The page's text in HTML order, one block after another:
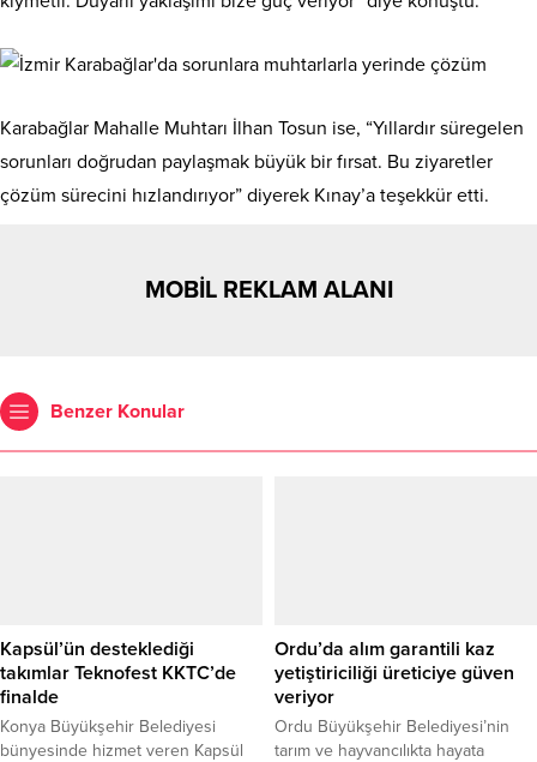
Karabağlar Mahalle Muhtarı İlhan Tosun ise, “Yıllardır süregelen
sorunları doğrudan paylaşmak büyük bir fırsat. Bu ziyaretler
çözüm sürecini hızlandırıyor” diyerek Kınay’a teşekkür etti.
MOBİL REKLAM ALANI
Benzer Konular
Kapsül’ün desteklediği
takımlar Teknofest KKTC’de
finalde
Konya Büyükşehir Belediyesi
bünyesinde hizmet veren Kapsül
Ordu’da alım garantili kaz
yetiştiriciliği üreticiye güven
veriyor
Ordu Büyükşehir Belediyesi’nin
tarım ve hayvancılıkta hayata